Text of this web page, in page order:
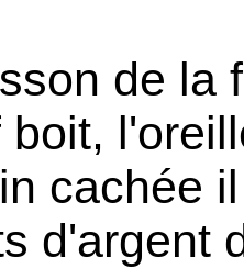
de la
boit,
cachée
d'argent